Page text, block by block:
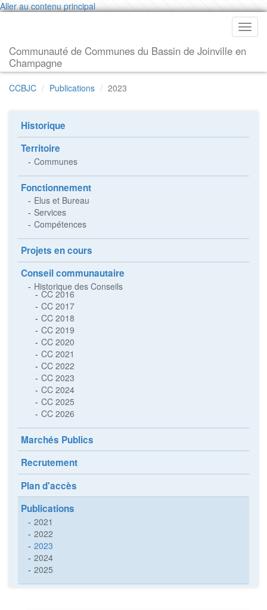
Aller au contenu principal
Communauté de Communes du Bassin de Joinville en
Champagne
CCBJC Publications 2023
Historique
Territoire
Communes
Fonctionnement
Elus et Bureau
Services
Compétences
Projets en cours
Conseil communautaire
Historique des Conseils
CC 2016
CC 2017
CC 2018
CC 2019
CC 2020
CC 2021
CC 2022
CC 2023
CC 2024
CC 2025
CC 2026
Marchés Publics
Recrutement
Plan d'accès
Publications
2021
2022
2023
2024
2025